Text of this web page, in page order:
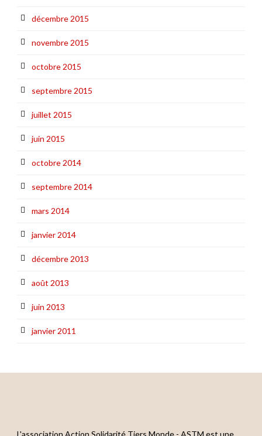
décembre 2015
novembre 2015
octobre 2015
septembre 2015
juillet 2015
juin 2015
octobre 2014
septembre 2014
mars 2014
janvier 2014
décembre 2013
août 2013
juin 2013
janvier 2011
L'association Action Solidarité Tiers Monde - ASTM est une